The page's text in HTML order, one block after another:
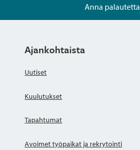
Anna palautetta
Ajankohtaista
Uutiset
Kuulutukset
Tapahtumat
Avoimet työpaikat ja rekrytointi